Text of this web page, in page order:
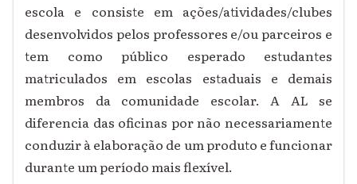
escola e consiste em ações/atividades/clubes
desenvolvidos pelos professores e/ou parceiros e
tem como público esperado estudantes
matriculados em escolas estaduais e demais
membros da comunidade escolar. A AL se
diferencia das oficinas por não necessariamente
conduzir à elaboração de um produto e funcionar
durante um período mais flexível.